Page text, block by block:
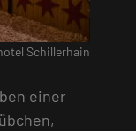
Schillerhain
einer